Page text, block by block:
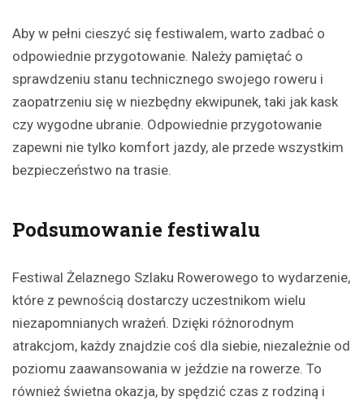
Aby w pełni cieszyć się festiwalem, warto zadbać o
odpowiednie przygotowanie. Należy pamiętać o
sprawdzeniu stanu technicznego swojego roweru i
zaopatrzeniu się w niezbędny ekwipunek, taki jak kask
czy wygodne ubranie. Odpowiednie przygotowanie
zapewni nie tylko komfort jazdy, ale przede wszystkim
bezpieczeństwo na trasie.
Podsumowanie festiwalu
Festiwal Żelaznego Szlaku Rowerowego to wydarzenie,
które z pewnością dostarczy uczestnikom wielu
niezapomnianych wrażeń. Dzięki różnorodnym
atrakcjom, każdy znajdzie coś dla siebie, niezależnie od
poziomu zaawansowania w jeździe na rowerze. To
również świetna okazja, by spędzić czas z rodziną i